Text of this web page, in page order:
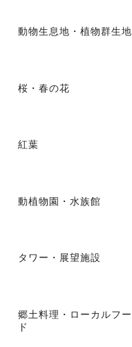
動物生息地・植物群生地
桜・春の花
紅葉
動植物園・水族館
タワー・展望施設
郷土料理・ローカルフー
ド